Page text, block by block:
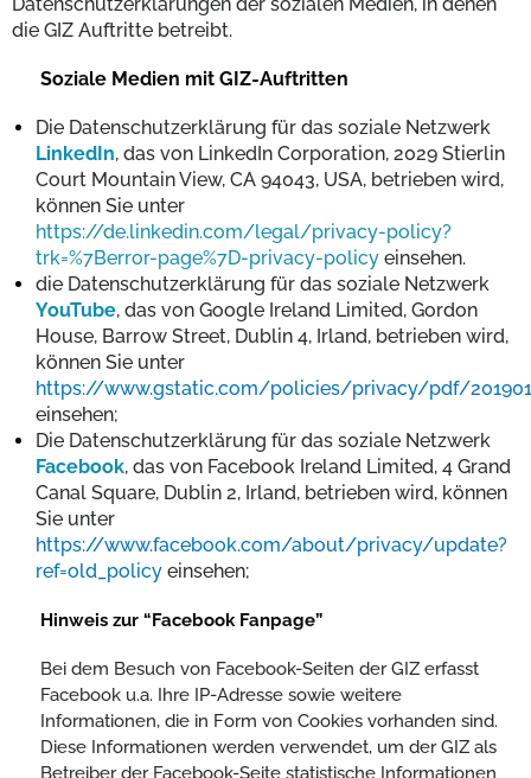
die GIZ Auftritte betreibt.
Soziale Medien mit GIZ-Auftritten
Die Datenschutzerklärung für das soziale Netzwerk
LinkedIn, das von LinkedIn Corporation, 2029 Stierlin
Court Mountain View, CA 94043, USA, betrieben wird,
können Sie unter
https://de.linkedin.com/legal/privacy-policy?
trk=%7Berror-page%7D-privacy-policy einsehen.
die Datenschutzerklärung für das soziale Netzwerk
YouTube, das von Google Ireland Limited, Gordon
House, Barrow Street, Dublin 4, Irland, betrieben wird,
können Sie unter
https://www.gstatic.com/policies/privacy/pdf/
einsehen;
Die Datenschutzerklärung für das soziale Netzwerk
Facebook, das von Facebook Ireland Limited, 4 Grand
Canal Square, Dublin 2, Irland, betrieben wird, können
Sie unter
https://www.facebook.com/about/privacy/update?
ref=old_policy einsehen;
Hinweis zur “Facebook Fanpage”
Bei dem Besuch von Facebook-Seiten der GIZ erfasst
Facebook u.a. Ihre IP-Adresse sowie weitere
Informationen, die in Form von Cookies vorhanden sind.
Diese Informationen werden verwendet, um der GIZ als
Betreiber der Facebook-Seite statistische Informationen